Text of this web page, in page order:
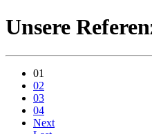
Unsere
01
02
03
04
Next